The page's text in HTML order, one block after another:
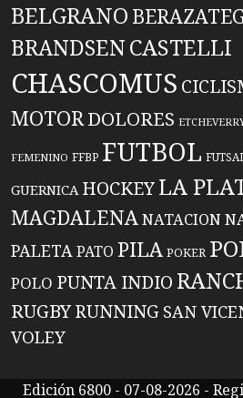
BELGRANO
BRANDSENCASTELLI
CHASCOMUS
MOTORDOLORES
FEMENINO FFBP FUTBOL
GUERNICA HOCKEYLA
MAGDALENANATACION
PALETAPATO PILA POKER
POLO PUNTA INDIO
RUGBYRUNNING SAN
VOLEY
Edición 6800 - 07-08-2026 -